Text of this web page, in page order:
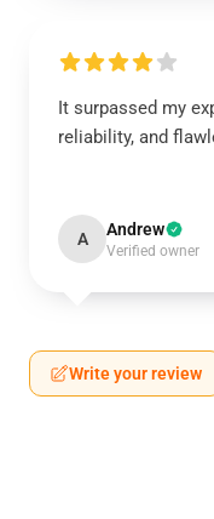
It surpassed my
reliability, and
A Andrew
Verified owner
Write your review